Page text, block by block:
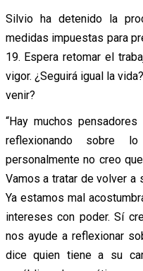
Silvio ha detenido la
medidas impuestas para
19. Espera retomar el
vigor. ¿Seguirá igual la
venir?
“Hay muchos
reflexionando sobre
personalmente no creo
Vamos a tratar de volver a
Ya estamos mal
intereses con poder. Sí
nos ayude a reflexionar
dice quien tiene a su